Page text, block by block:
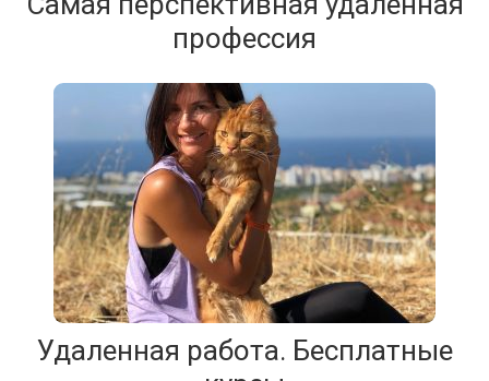
профессия
Удаленная работа. Бесплатные